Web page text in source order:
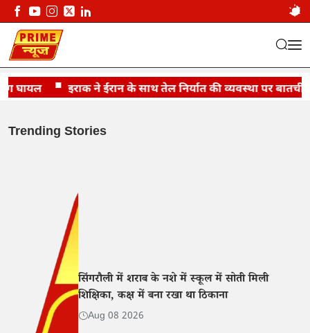
घायल इराक ने ईरान के साथ तेल निर्यात की व्यवस्था पर बातचीत
Trending Stories
सिंगरौली में शराब के नशे में स्कूल में सोती मिली
शिक्षिका, कक्ष में बना रखा था ठिकाना
Aug 08 2026